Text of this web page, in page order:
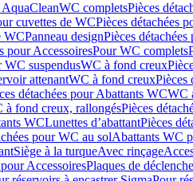
WC completsPièces
cuvettes de WCPièces détachées
WCPanneau designPièces
pour AccessoiresPour WC complets
WC suspendusWC à fond creux
attenantWC à fond creuxPièces
détachées pour Abattants WCWC
à fond creux, rallongésPièces
WCLunettes d’abattantPièces
pour WC au solAbattants WC
Siège à la turqueAvec rinçage
AccessoiresPlaques de